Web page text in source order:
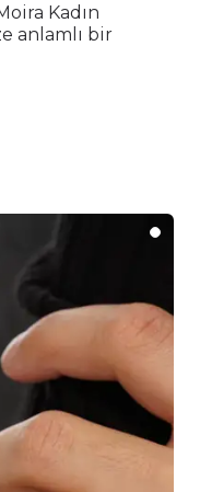
Kadın
anlamlı bir